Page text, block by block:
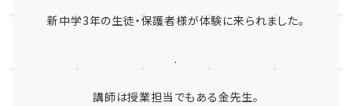
新中学3年の生徒・保護者様が体験に来られました。
.
講師は授業担当でもある金先生。